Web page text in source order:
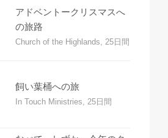
アドベントークリスマスへ
の旅路
Church of the Highlands, 25日間
飼い葉桶への旅
In Touch Ministries, 25日間